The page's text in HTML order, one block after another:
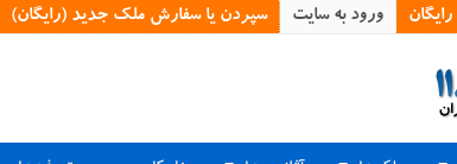
ورود به سایت سپردن یا سفارش ملک جدید (رایگان)‏